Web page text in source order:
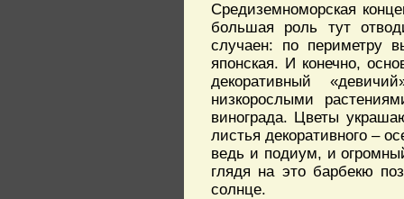
Средиземноморская
большая роль тут
случаен: по периметру
японская. И конечно,
декоративный
низкорослыми
винограда. Цветы
листья декоративного –
ведь и подиум, и
глядя на это барбекю
солнце.